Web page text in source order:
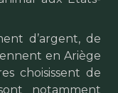
d’argent, de
en Ariège
choisissent de
notamment